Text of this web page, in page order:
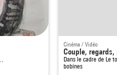
Cinéma / Vidéo
Couple,
Dans le cadre de Le
bobines